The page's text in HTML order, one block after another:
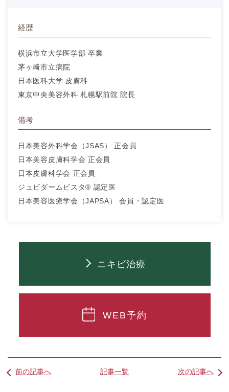
経歴
横浜市立大学医学部 卒業
茅ヶ崎市立病院
日本医科大学 皮膚科
東京中央美容外科 札幌駅前院 院長
備考
日本美容外科学会（JSAS） 正会員
日本美容皮膚科学会 正会員
日本皮膚科学会 正会員
ジュビダームビスタ® 認定医
日本美容医療学会（JAPSA） 会員・認定医
ニキビ治療
WEB予約
前の記事へ 記事一覧 次の記事へ